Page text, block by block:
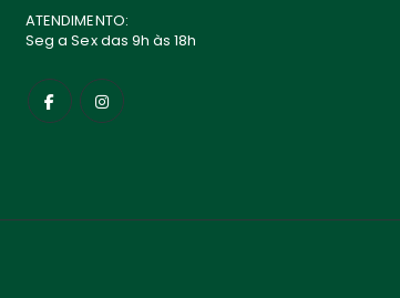
ATENDIMENTO:
Seg a Sex das 9h às 18h